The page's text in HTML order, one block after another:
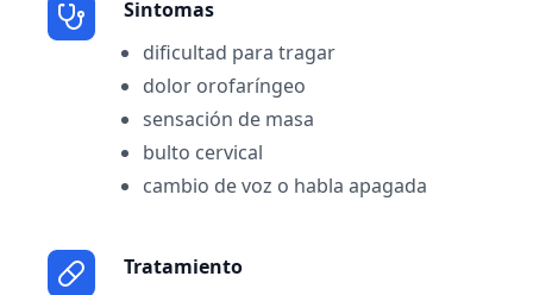
Sintomas
dificultad para tragar
dolor orofaríngeo
sensación de masa
bulto cervical
cambio de voz o habla apagada
Tratamiento